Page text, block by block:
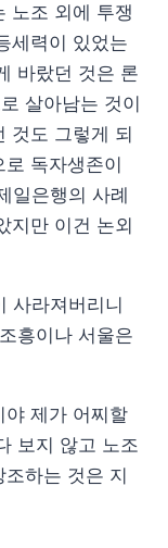
노조 외에 투쟁
세력이 있었는
바랐던 것은 론
살아남는 것이
것도 그렇게 되
독자생존이
일은행의 사례
지만 이건 논외
사라져버리니
흥이나 서울은
야 제가 어찌할
보지 않고 노조
하는 것은 지